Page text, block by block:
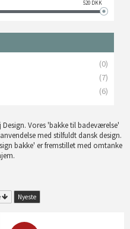
520DKK
(0)
(7)
(6)
Vores 'bakke til badeværelse'
med stilfuldt dansk design.
bakke' er fremstillet med omtanke
Nyeste